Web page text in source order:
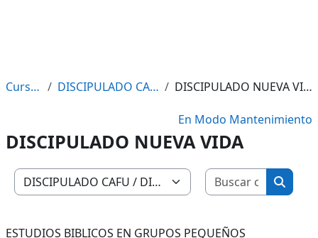
Cursos DISCIPULADO CAFU DISCIPULADO NUEVA VIDA
En Modo Mantenimiento
DISCIPULADO NUEVA VIDA
Categorías
Buscar
ESTUDIOS BIBLICOS EN GRUPOS PEQUEÑOS